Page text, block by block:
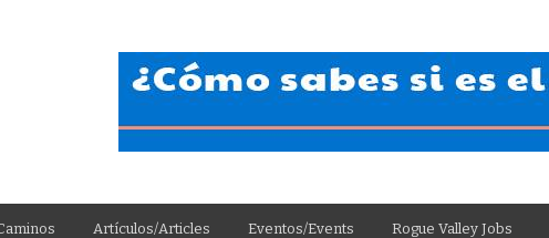
Artículos/Articles Eventos/Events Rogue Valley Jobs